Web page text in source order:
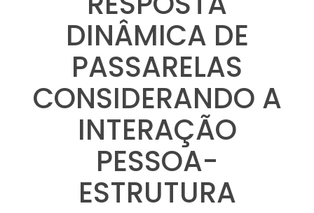
DINÂMICA DE
PASSARELAS
CONSIDERANDO A
INTERAÇÃO
PESSOA-
ESTRUTURA